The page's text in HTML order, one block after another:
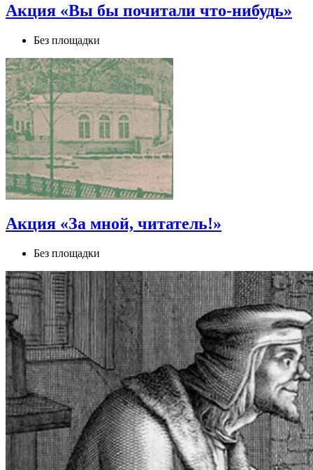
Акция «Вы бы почитали что‑нибудь»
Без площадки
Акция «За мной, читатель!»
Без площадки